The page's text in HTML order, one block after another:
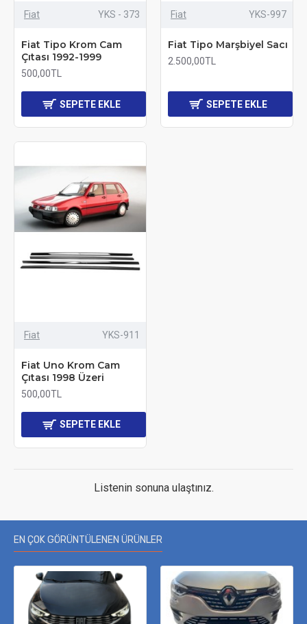
Fiat YKS - 373
Fiat Tipo Krom Cam
Çıtası 1992-1999
500,00TL
SEPETE EKLE
Fiat YKS-997
Fiat Tipo Marşbiyel Sacı
2.500,00TL
SEPETE EKLE
Fiat YKS-911
Fiat Uno Krom Cam
Çıtası 1998 Üzeri
500,00TL
SEPETE EKLE
Listenin sonuna ulaştınız.
EN ÇOK GÖRÜNTÜLENEN ÜRÜNLER